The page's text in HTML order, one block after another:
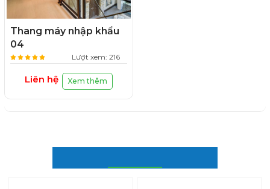
Thang máy nhập khẩu
04
Lượt xem: 216
Liên hệ Xem thêm